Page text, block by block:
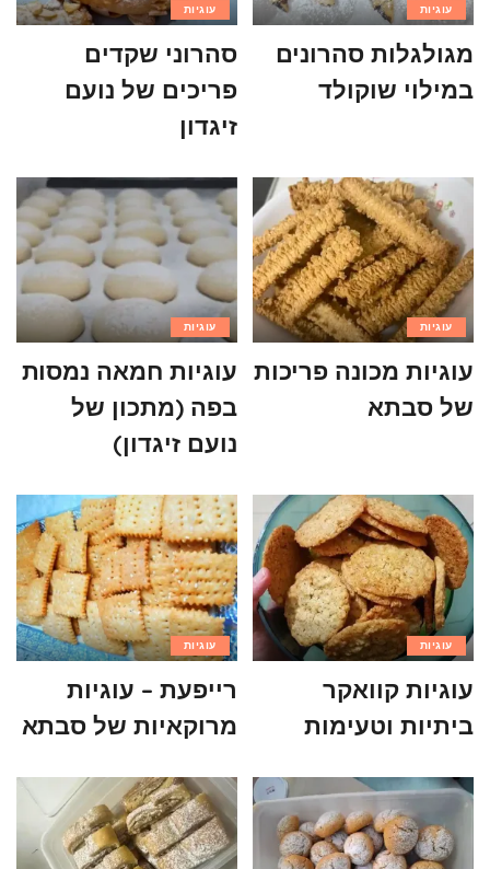
עוגיות
מגולגלות סהרונים
במילוי שוקולד
עוגיות
סהרוני שקדים
פריכים של נועם
זיגדון
עוגיות
עוגיות מכונה פריכות
של סבתא
עוגיות
עוגיות חמאה נמסות
בפה (מתכון של
נועם זיגדון)
עוגיות
עוגיות קוואקר
ביתיות וטעימות
עוגיות
רייפעת – עוגיות
מרוקאיות של סבתא